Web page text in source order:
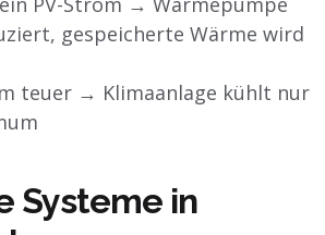
gespeicherte Wärme wird
teuer → Klimaanlage kühlt nur
Systeme in